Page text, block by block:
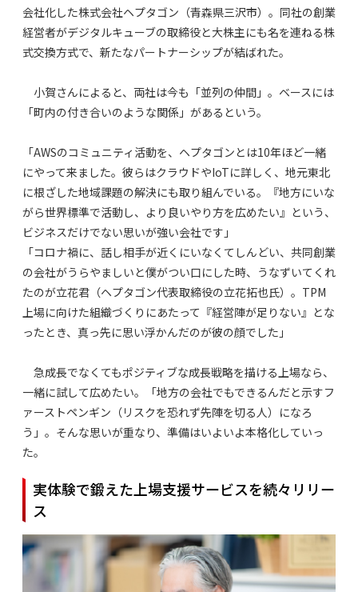
会社化した株式会社ヘプタゴン（青森県三沢市）。同社の創業
経営者がデジタルキューブの取締役と大株主にも名を連ねる株
式交換方式で、新たなパートナーシップが結ばれた。
小賀さんによると、両社は今も「並列の仲間」。ベースには
「町内の付き合いのような関係」があるという。
「AWSのコミュニティ活動を、ヘプタゴンとは10年ほど一緒
にやって来ました。彼らはクラウドやIoTに詳しく、地元東北
に根ざした地域課題の解決にも取り組んでいる。『地方にいな
がら世界標準で活動し、より良いやり方を広めたい』という、
ビジネスだけでない思いが強い会社です」
「コロナ禍に、話し相手が近くにいなくてしんどい、共同創業
の会社がうらやましいと僕がつい口にした時、うなずいてくれ
たのが立花君（ヘプタゴン代表取締役の立花拓也氏）。TPM
上場に向けた組織づくりにあたって『経営陣が足りない』とな
ったとき、真っ先に思い浮かんだのが彼の顔でした」
急成長でなくてもポジティブな成長戦略を描ける上場なら、
一緒に試して広めたい。「地方の会社でもできるんだと示すフ
ァーストペンギン（リスクを恐れず先陣を切る人）になろ
う」。そんな思いが重なり、準備はいよいよ本格化していっ
た。
実体験で鍛えた上場支援サービスを続々リリー
ス